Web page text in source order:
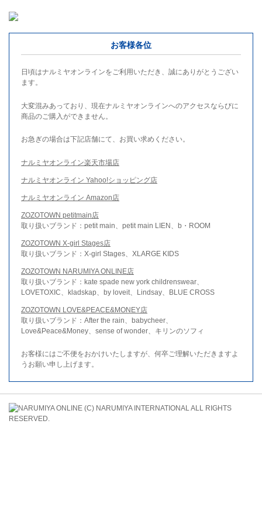
お客様各位
日頃はナルミヤオンラインをご利用いただき、誠にありがとうござい
ます。
大変混みあっており、現在ナルミヤオンラインへのアクセスならびに
商品のご購入ができません。
お急ぎの場合は下記店舗にて、お買い求めください。
ナルミヤオンライン楽天市場店
ナルミヤオンライン Yahoo!ショッピング店
ナルミヤオンライン Amazon店
ZOZOTOWN petitmain店
取り扱いブランド：petit main、petit main LIEN、b・ROOM
ZOZOTOWN X-girl Stages店
取り扱いブランド：X-girl Stages、XLARGE KIDS
ZOZOTOWN NARUMIYA ONLINE店
取り扱いブランド：kate spade new york childrenswear、
LOVETOXIC、kladskap、by loveit、Lindsay、BLUE CROSS
ZOZOTOWN LOVE&PEACE&MONEY店
取り扱いブランド：After the rain、babycheer、
Love&Peace&Money、sense of wonder、キリンのソフィ
お客様にはご不便をおかけいたしますが、何卒ご理解いただきますよ
うお願い申し上げます。